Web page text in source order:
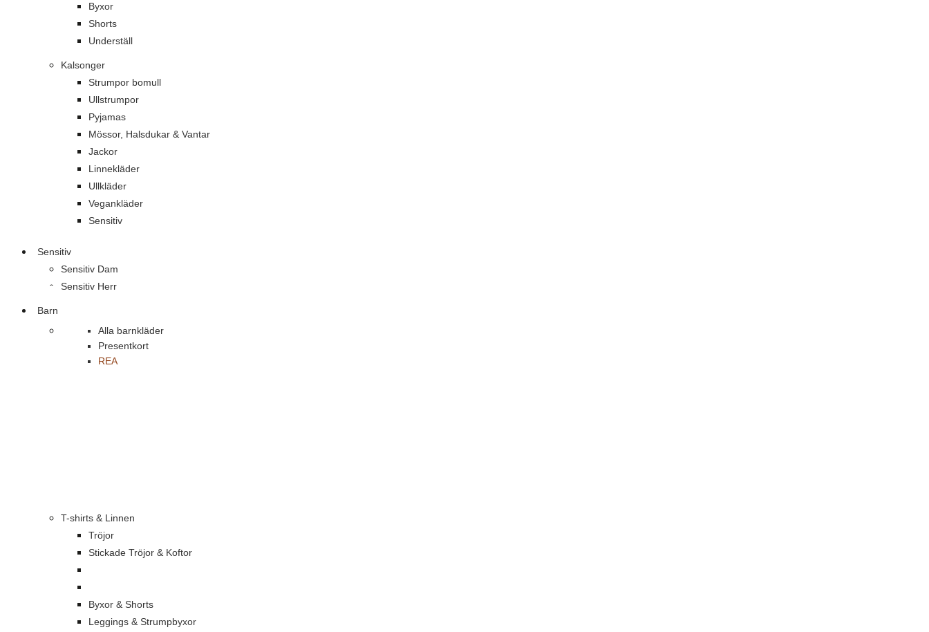
Byxor
Shorts
Underställ
Kalsonger
Strumpor bomull
Ullstrumpor
Pyjamas
Mössor, Halsdukar & Vantar
Jackor
Linnekläder
Ullkläder
Vegankläder
Sensitiv
Sensitiv
Sensitiv Dam
Sensitiv Herr
Barn
Alla barnkläder
Presentkort
REA
T-shirts & Linnen
Tröjor
Stickade Tröjor & Koftor
Byxor & Shorts
Leggings & Strumpbyxor